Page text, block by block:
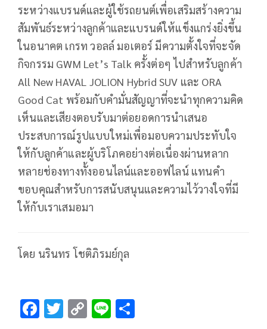
ระหว่างแบรนด์และผู้ใช้รถยนต์เพื่อเสริมสร้างความ
สัมพันธ์ระหว่างลูกค้าและแบรนด์ให้แข็งแกร่งยิ่งขึ้น
ในอนาคต เกรท วอลล์ มอเตอร์ มีความตั้งใจที่จะจัด
กิจกรรม GWM Let’s Talk ครั้งต่อๆ ไปสำหรับลูกค้า
All New HAVAL JOLION Hybrid SUV และ ORA
Good Cat พร้อมกับคำมั่นสัญญาที่จะนำทุกความคิด
เห็นและเสียงตอบรับมาต่อยอดการนำเสนอ
ประสบการณ์รูปแบบใหม่เพื่อมอบความประทับใจ
ให้กับลูกค้าและผู้บริโภคอย่างต่อเนื่องผ่านหลาก
หลายช่องทางทั้งออนไลน์และออฟไลน์ แทนคำ
ขอบคุณสำหรับการสนับสนุนและความไว้วางใจที่มี
ให้กับเราเสมอมา
โดย นรินทร โชติภิรมย์กุล
F T C Li